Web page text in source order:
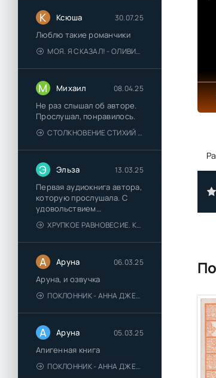
К Ксюша 30.07.25
Люблю такие романчики
МОЯ. Я СКАЗАЛ! - ОЛИВИЯ ЛЕЙК
М Михаил 08.04.25
Не раз слышал об авторе.
Прослушал, понравилось.
СТОЛКНОВЕНИЕ СТИХИЙ - ВАЛЕРИЙ ГУМИНСКИЙ
Э Эльза 13.03.25
Первая аудиокнига автора,
которую прослушала. С
удовольствием
познакомлюсь и с другими.
ХРУПКОЕ РАВНОВЕСИЕ. КНИГА 1 - АНА ШЕРРИ
А Аруна 06.03.25
Аруна, и озвучка
ПОКЛОННИК - АННА ДЖЕЙН
А Аруна 05.03.25
Апигенная книга
ПОКЛОННИК - АННА ДЖЕЙН